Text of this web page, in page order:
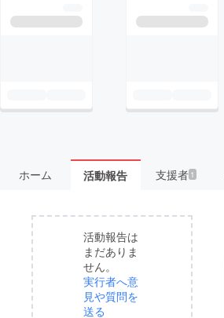
ホーム 活動報告 支援者 1
活動報告は
まだありま
せん。
実行者へ意
見や質問を
送る